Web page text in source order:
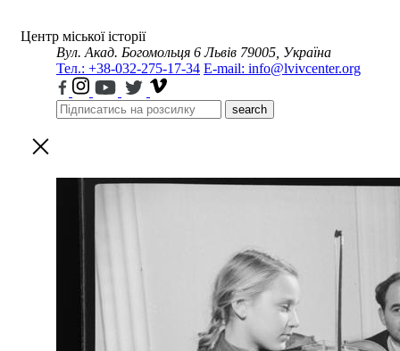
Центр міської історії
Вул. Акад. Богомольця 6 Львів 79005, Україна
Тел.: +38-032-275-17-34 E-mail: info@lvivcenter.org
search